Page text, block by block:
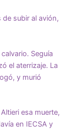
subir al avión,
Seguía
el aterrizaje. La
y murió
esa muerte,
en IECSA y